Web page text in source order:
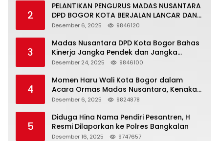
2
PELANTIKAN PENGURUS MADAS NUSANTARA
DPD BOGOR KOTA BERJALAN LANCAR DAN
KHIDMAT
Desember 6, 2025 9846120
3
Madas Nusantara DPD Kota Bogor Bahas
Kinerja Jangka Pendek dan Jangka
Panjang
Desember 24, 2025 9846100
4
Momen Haru Wali Kota Bogor dalam
Acara Ormas Madas Nusantara, Kenakan
Peci Hitam Tinggi sebagai Simbol
Desember 6, 2025 9824878
5
Diduga Hina Nama Pendiri Pesantren, H
Resmi Dilaporkan ke Polres Bangkalan
Desember 16, 2025 9747657